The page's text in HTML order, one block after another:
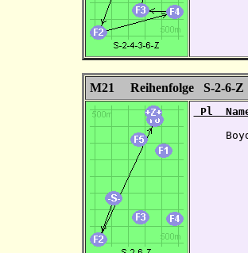
M21 Reihenfolge S-2-6-Z
Pl